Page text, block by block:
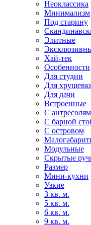
Неоклассика
Минимализм
Под старину
Элитные
Хай-тек
Особенности
Для студии
Для
Для дачи
Встроенные
С
С барной
С островом
Модульные
Скрытые
Размер
Мини-кухни
Узкие
3 кв. м.
5 кв. м.
6 кв. м.
9 кв. м.